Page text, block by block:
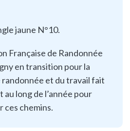
jaune N°10.
Française de Randonnée
en transition pour la
et du travail fait
au long de l’année pour
chemins.